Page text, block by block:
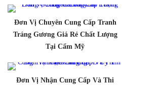
Đơn Vị Chuyên Cung Cấp Tranh
Tráng Gương Giá Rẻ Chất Lượng
Tại Cẩm Mỹ
Đơn Vị Nhận Cung Cấp Và Thi